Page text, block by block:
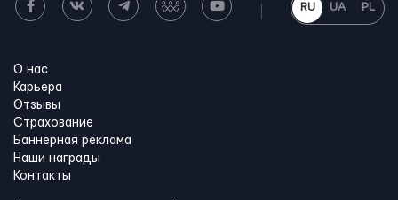
RU UA PL
О нас
Карьера
Отзывы
Страхование
Баннерная реклама
Наши награды
Контакты